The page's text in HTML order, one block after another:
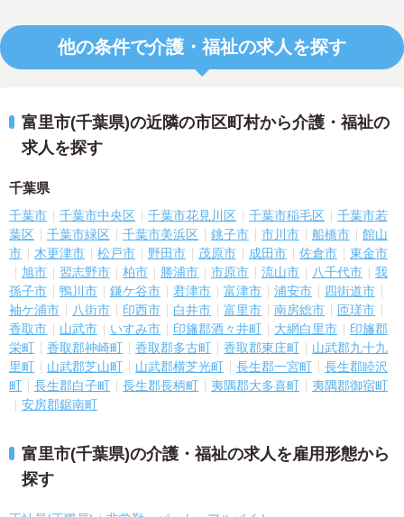
他の条件で介護・福祉の求人を探す
富里市(千葉県)の近隣の市区町村から介護・福祉の
求人を探す
千葉県
千葉市 千葉市中央区 千葉市花見川区 千葉市稲毛区
千葉市若
葉区
千葉市緑区 千葉市美浜区 銚子市 市川市 船橋市
館山
市
木更津市 松戸市 野田市 茂原市 成田市 佐倉市
東金市
旭市
習志野市 柏市 勝浦市 市原市 流山市 八千代市
我
孫子市
鴨川市 鎌ケ谷市 君津市 富津市 浦安市
四街道市
袖ケ浦市
八街市 印西市 白井市 富里市 南房総市
匝瑳市
香取市
山武市 いすみ市 印旛郡酒々井町 大網白里市
印旛郡
栄町
香取郡神崎町 香取郡多古町 香取郡東庄町
山武郡九十九
里町
山武郡芝山町 山武郡横芝光町 長生郡一宮町
長生郡睦沢
町
長生郡白子町 長生郡長柄町 夷隅郡大多喜町
夷隅郡御宿町
安房郡鋸南町
富里市(千葉県)の介護・福祉の求人を雇用形態から
探す